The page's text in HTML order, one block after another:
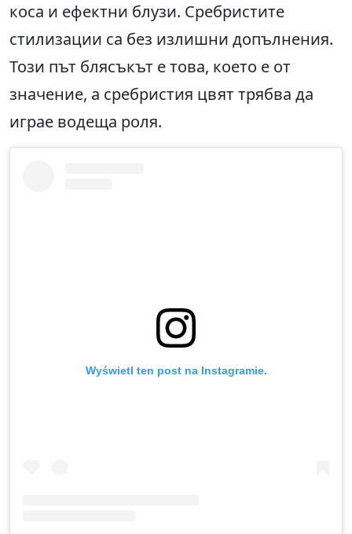
коса и ефектни блузи. Сребристите
стилизации са без излишни допълнения.
Този път блясъкът е това, което е от
значение, а сребристия цвят трябва да
играе водеща роля.
Wyświetl ten post na Instagramie.